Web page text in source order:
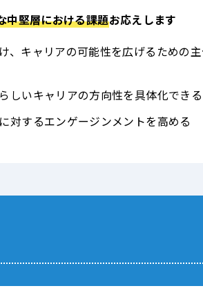
中堅層における課題お応えします
、キャリアの可能性を広げるための
しいキャリアの方向性を具体化でき
対するエンゲージンメントを高める